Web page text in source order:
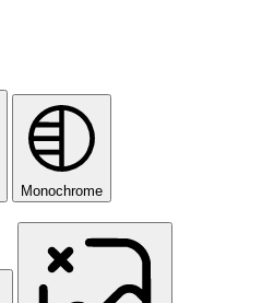
Monochrome